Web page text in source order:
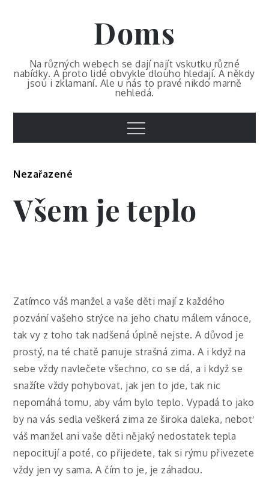
Doms
Na různých webech se dají najít vskutku různé
nabídky. A proto lidé obvykle dlouho hledají. A někdy
jsou i zklamaní. Ale u nás to pravé nikdo marně
nehledá.
Menu
Nezařazené
Všem je teplo
Zatímco váš manžel a vaše děti mají z každého
pozvání vašeho strýce na jeho chatu málem vánoce,
tak vy z toho tak nadšená úplně nejste. A důvod je
prostý, na té chatě panuje strašná zima. A i když na
sebe vždy navlečete všechno, co se dá, a i když se
snažíte vždy pohybovat, jak jen to jde, tak nic
nepomáhá tomu, aby vám bylo teplo. Vypadá to jako
by na vás sedla veškerá zima ze široka daleka, neboť
váš manžel ani vaše děti nějaký nedostatek tepla
nepociťují a poté, co přijedete, tak si rýmu přivezete
vždy jen vy sama. A čím to je, je záhadou.